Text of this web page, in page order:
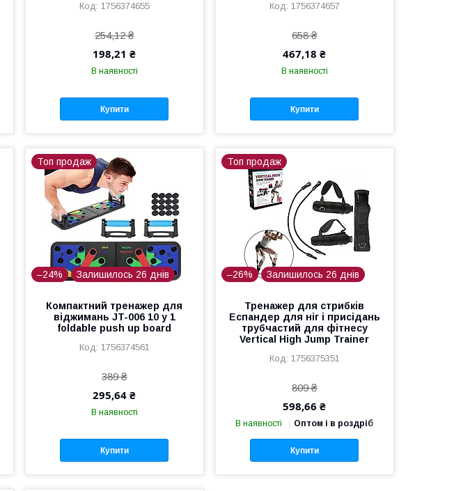
1756374655
254,12 ₴
198,21 ₴
В наявності
Купити
1756374657
658 ₴
467,18 ₴
В наявності
Купити
Топ продаж
–24% Залишилось 26 днів
Компактний тренажер для
віджимань JT-006 10 у 1
foldable push up board
1756374561
389 ₴
295,64 ₴
В наявності
Купити
Топ продаж
–26% Залишилось 26 днів
Тренажер для стрибків
Еспандер для ніг і присідань
трубчастий для фітнесу
Vertical High Jump Trainer
1756375351
809 ₴
598,66 ₴
В наявності Оптом і в роздріб
Купити